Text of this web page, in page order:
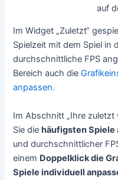
auf
Im Widget „Zuletzt“
Spielzeit mit dem Spiel in
durchschnittliche FPS
Bereich auch die
anpassen.
Im Abschnitt „Ihre zuletzt
Sie diehäufigsten Spiele
und durchschnittlicher
einem Doppelklick die
Spiele individuell